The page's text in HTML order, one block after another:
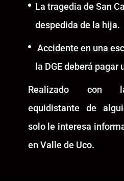
La tragedia de San
despedida de la hija.
Accidente en una
la DGE deberá pagar
Realizado con
equidistante de
solo le interesa
en Valle de Uco.